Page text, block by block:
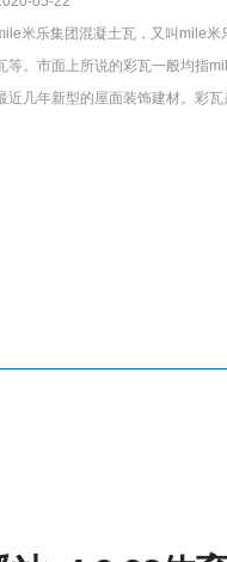
米乐集团混凝土瓦，又叫mile米
等。市面上所说的彩瓦一般均指
近几年新型的屋面装饰建材。彩